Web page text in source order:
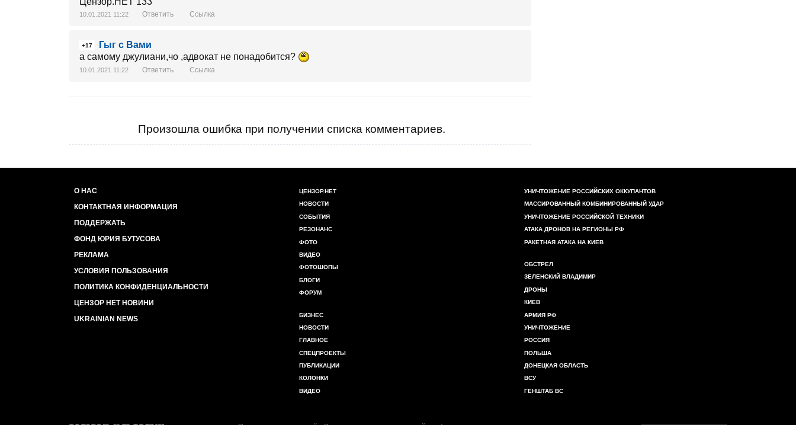
10.01.2021 11:22 Ответить Ссылка
+17
Гыг с Вами
а самому джулиани,чо ,адвокат не понадобится?
10.01.2021 11:22 Ответить Ссылка
Произошла ошибка при получении списка комментариев.
О НАС
КОНТАКТНАЯ ИНФОРМАЦИЯ
ПОДДЕРЖАТЬ
ФОНД ЮРИЯ БУТУСОВА
РЕКЛАМА
УСЛОВИЯ ПОЛЬЗОВАНИЯ
ПОЛИТИКА КОНФИДЕНЦИАЛЬНОСТИ
ЦЕНЗОР НЕТ НОВИНИ
UKRAINIAN NEWS
ЦЕНЗОР.НЕТ
НОВОСТИ
СОБЫТИЯ
РЕЗОНАНС
ФОТО
ВИДЕО
ФОТОШОПЫ
БЛОГИ
ФОРУМ
БИЗНЕС
НОВОСТИ
ГЛАВНОЕ
СПЕЦПРОЕКТЫ
ПУБЛИКАЦИИ
КОЛОНКИ
ВИДЕО
УНИЧТОЖЕНИЕ РОССИЙСКИХ ОККУПАНТОВ
МАССИРОВАННЫЙ КОМБИНИРОВАННЫЙ УДАР
УНИЧТОЖЕНИЕ РОССИЙСКОЙ ТЕХНИКИ
АТАКА ДРОНОВ НА РЕГИОНЫ РФ
РАКЕТНАЯ АТАКА НА КИЕВ
ОБСТРЕЛ
ЗЕЛЕНСКИЙ ВЛАДИМИР
ДРОНЫ
КИЕВ
АРМИЯ РФ
УНИЧТОЖЕНИЕ
РОССИЯ
ПОЛЬША
ДОНЕЦКАЯ ОБЛАСТЬ
ВСУ
ГЕНШТАБ ВС